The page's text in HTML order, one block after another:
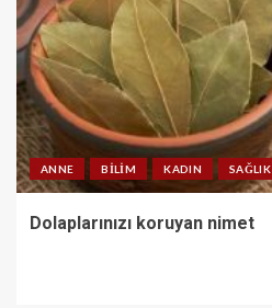
ANNE BILIM KADIN SAĞLIK
Dolaplarınızı koruyan nimet